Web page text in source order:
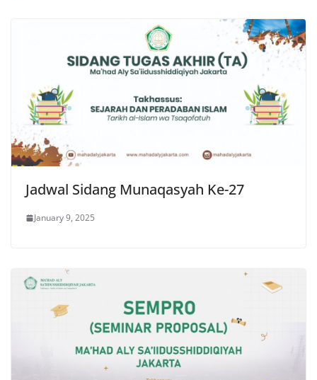
Jadwal Sidang Munaqasyah Ke-27
January 9, 2025